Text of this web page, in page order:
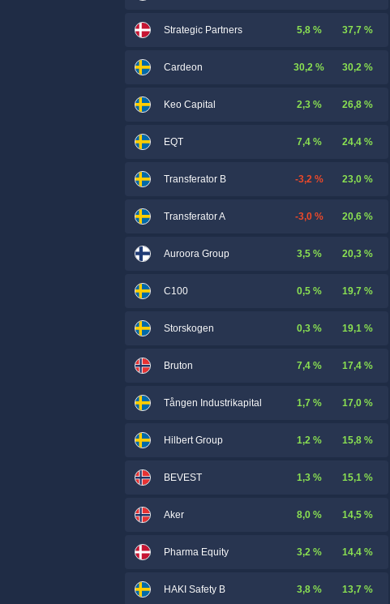
Strategic Partners 5,8 % 37,7 %
Cardeon 30,2 % 30,2 %
Keo Capital 2,3 % 26,8 %
EQT 7,4 % 24,4 %
Transferator B -3,2 % 23,0 %
Transferator A -3,0 % 20,6 %
Auroora Group 3,5 % 20,3 %
C100 0,5 % 19,7 %
Storskogen 0,3 % 19,1 %
Bruton 7,4 % 17,4 %
Tången Industrikapital 1,7 % 17,0 %
Hilbert Group 1,2 % 15,8 %
BEVEST 1,3 % 15,1 %
Aker 8,0 % 14,5 %
Pharma Equity 3,2 % 14,4 %
HAKI Safety B 3,8 % 13,7 %